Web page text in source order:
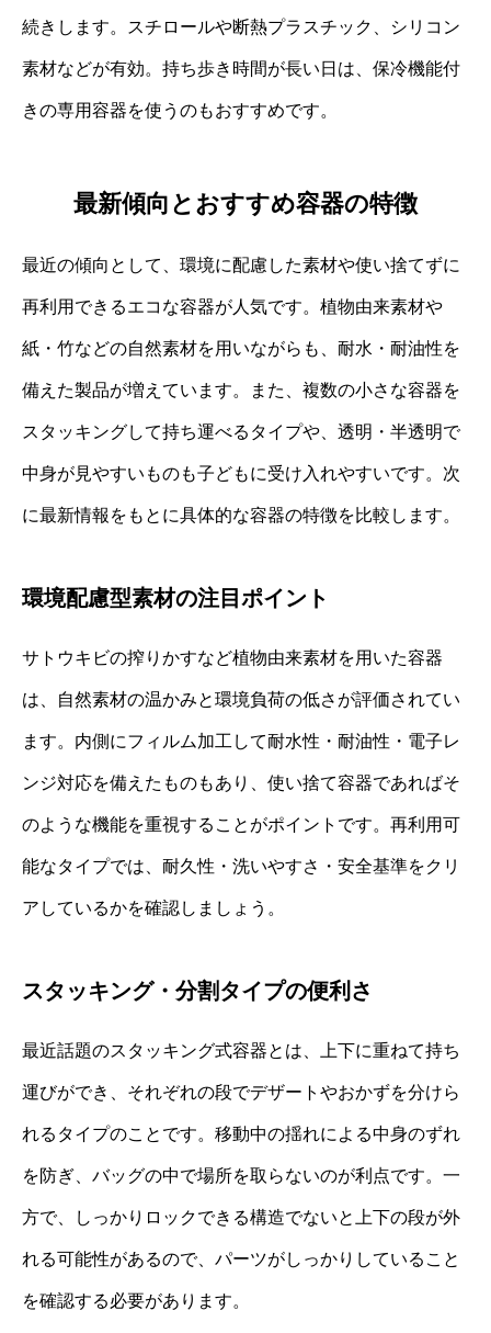
続きします。スチロールや断熱プラスチック、シリコン
素材などが有効。持ち歩き時間が長い日は、保冷機能付
きの専用容器を使うのもおすすめです。
最新傾向とおすすめ容器の特徴
最近の傾向として、環境に配慮した素材や使い捨てずに
再利用できるエコな容器が人気です。植物由来素材や
紙・竹などの自然素材を用いながらも、耐水・耐油性を
備えた製品が増えています。また、複数の小さな容器を
スタッキングして持ち運べるタイプや、透明・半透明で
中身が見やすいものも子どもに受け入れやすいです。次
に最新情報をもとに具体的な容器の特徴を比較します。
環境配慮型素材の注目ポイント
サトウキビの搾りかすなど植物由来素材を用いた容器
は、自然素材の温かみと環境負荷の低さが評価されてい
ます。内側にフィルム加工して耐水性・耐油性・電子レ
ンジ対応を備えたものもあり、使い捨て容器であればそ
のような機能を重視することがポイントです。再利用可
能なタイプでは、耐久性・洗いやすさ・安全基準をクリ
アしているかを確認しましょう。
スタッキング・分割タイプの便利さ
最近話題のスタッキング式容器とは、上下に重ねて持ち
運びができ、それぞれの段でデザートやおかずを分けら
れるタイプのことです。移動中の揺れによる中身のずれ
を防ぎ、バッグの中で場所を取らないのが利点です。一
方で、しっかりロックできる構造でないと上下の段が外
れる可能性があるので、パーツがしっかりしていること
を確認する必要があります。